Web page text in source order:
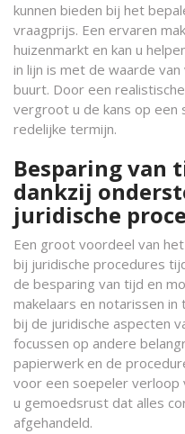
kunnen bieden bij het
vraagprijs. Een ervaren
huizenmarkt en kan u
in lijn is met de waarde
buurt. Door een
vergroot u de kans op een
redelijke termijn.
Besparing van
dankzij
juridische
Een groot voordeel van
bij juridische procedures
de besparing van tijd en
makelaars en notarissen
bij de juridische aspecten
focussen op andere
papierwerk en de
voor een soepeler
u gemoedsrust dat alles
afgehandeld.